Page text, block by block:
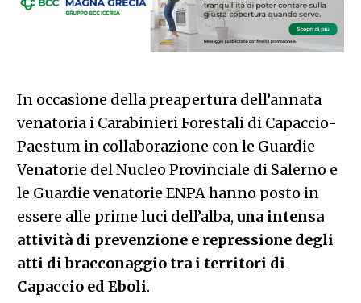
In occasione della preapertura dell’annata
venatoria i Carabinieri Forestali di Capaccio-
Paestum in collaborazione con le Guardie
Venatorie del Nucleo Provinciale di Salerno e
le Guardie venatorie ENPA hanno posto in
essere alle prime luci dell’alba, una intensa
attività di prevenzione e repressione degli
atti di bracconaggio tra i territori di
Capaccio ed Eboli.